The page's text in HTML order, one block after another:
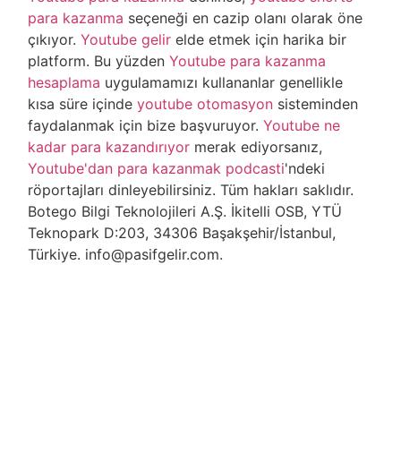
para kazanma seçeneği en cazip olanı olarak öne
çıkıyor.Youtube gelir elde etmek için harika bir
platform. Bu yüzdenYoutube para kazanma
hesaplama uygulamamızı kullananlar genellikle
kısa süre içindeyoutube otomasyon sisteminden
faydalanmak için bize başvuruyor.Youtube ne
kadar para kazandırıyor merak ediyorsanız,
Youtube'dan para kazanmak podcasti'ndeki
röportajları dinleyebilirsiniz. Tüm hakları saklıdır.
Botego Bilgi Teknolojileri A.Ş. İkitelli OSB, YTÜ
Teknopark D:203, 34306 Başakşehir/İstanbul,
Türkiye. info@pasifgelir.com.